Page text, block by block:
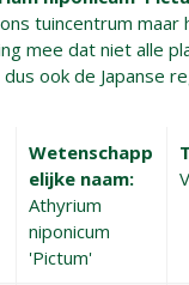
tuincentrum
mee dat niet alle
ook de Japanse
Wetenschapp
elijke naam:
Athyrium
niponicum
'Pictum'